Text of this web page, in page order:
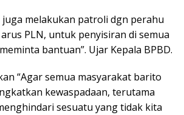
melakukan patroli dgn perahu
PLN, untuk penyisiran di semua
bantuan”. Ujar Kepala BPBD.
“Agar semua masyarakat barito
kewaspadaan, terutama
sesuatu yang tidak kita